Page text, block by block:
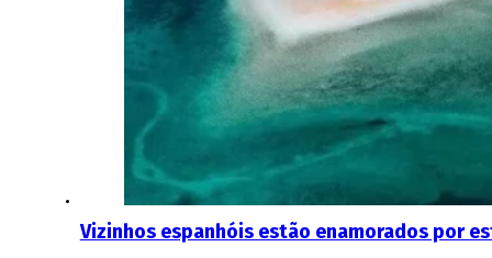
Vizinhos espanhóis estão enamorados por